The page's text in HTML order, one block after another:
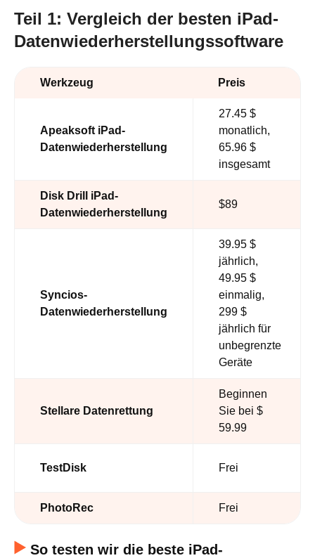
Teil 1: Vergleich der besten iPad-
Datenwiederherstellungssoftware
Werkzeug Preis
Apeaksoft iPad-
Datenwiederherstellung
27.45 $
monatlich,
65.96 $
insgesamt
Disk Drill iPad-
Datenwiederherstellung
$89
Syncios-
Datenwiederherstellung
39.95 $
jährlich,
49.95 $
einmalig,
299 $
jährlich für
unbegrenzte
Geräte
Stellare Datenrettung
Beginnen
Sie bei $
59.99
TestDisk Frei
PhotoRec Frei
So testen wir die beste iPad-